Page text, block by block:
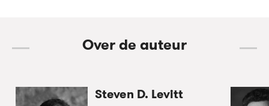
Over de auteur
Steven D. Levitt